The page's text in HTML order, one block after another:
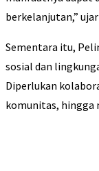
berkelanjutan,”
Sementara itu,
sosial dan
Diperlukan
komunitas, hingga